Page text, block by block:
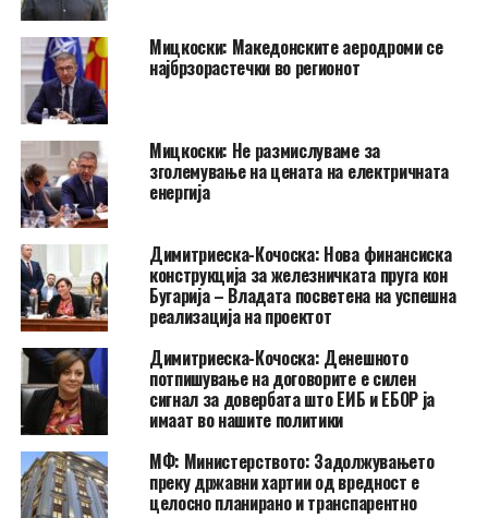
Мицкоски: Македонските аеродроми се
најбрзорастечки во регионот
Мицкоски: Не размислуваме за
зголемување на цената на електричната
енергија
Димитриеска-Кочоска: Нова финансиска
конструкција за железничката пруга кон
Бугарија – Владата посветена на успешна
реализација на проектот
Димитриеска-Кочоска: Денешното
потпишување на договорите е силен
сигнал за довербата што ЕИБ и ЕБОР ја
имаат во нашите политики
МФ: Министерството: Задолжувањето
преку државни хартии од вредност е
целосно планирано и транспарентно